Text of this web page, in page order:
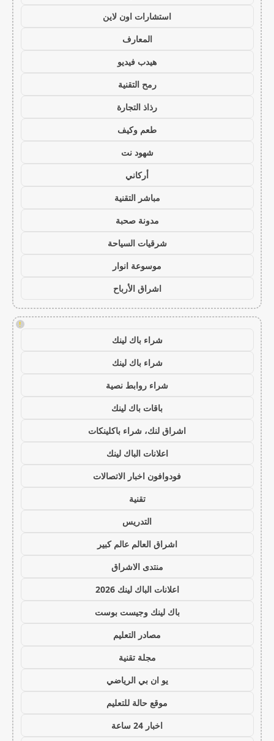
استشارات اون لاين
المعارف
هيدب فيديو
رمح التقنية
رذاذ التجارة
طعم وكيف
شهود نت
أركاني
مباشر التقنية
مدونة صحبة
شرقيات السياحة
موسوعة انوار
اشراق الأرباح
!
شراء باك لينك
شراء باك لينك
شراء روابط نصية
باقات باك لينك
اشراق لنك، شراء باكلينكات
اعلانات الباك لينك
فودوافون اخبار الاتصالات
تقنية
التدريس
اشراق العالم عالم كبير
منتدى الاشراق
اعلانات الباك لينك 2026
باك لينك وجيست بوست
مصادر التعليم
مجلة تقنية
يو ان بي الرياضي
موقع حالة للتعليم
اخبار 24 ساعة